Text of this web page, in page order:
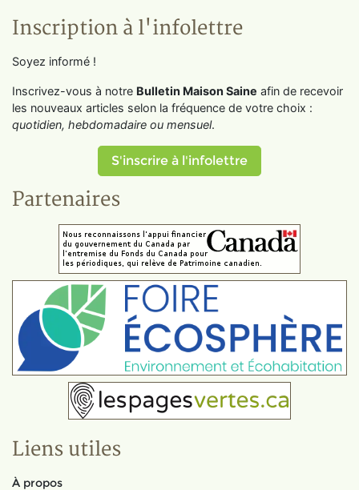
Inscription à l'infolettre
Soyez informé !
Inscrivez-vous à notre Bulletin Maison Saine afin de recevoir
les nouveaux articles selon la fréquence de votre choix :
quotidien, hebdomadaire ou mensuel.
S'inscrire à l'infolettre
Partenaires
Liens utiles
À propos